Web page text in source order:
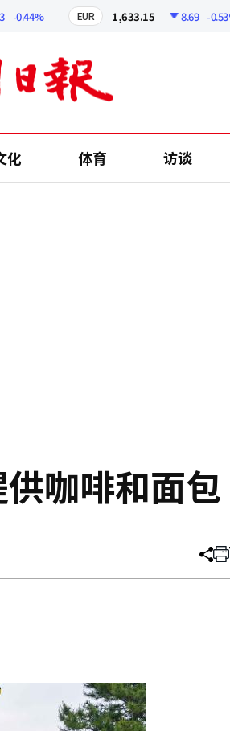
EUR 1,633.15 8.69 -0.53%
化 体育 访谈
供咖啡和面包
分
文
打